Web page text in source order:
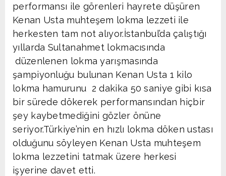
performansı ile görenleri hayrete düşüren
Kenan Usta muhteşem lokma lezzeti ile
herkesten tam not alıyor.İstanbul’da çalıştığı
yıllarda Sultanahmet lokmacısında
düzenlenen lokma yarışmasında
şampiyonluğu bulunan Kenan Usta 1 kilo
lokma hamurunu 2 dakika 50 saniye gibi kısa
bir sürede dökerek performansından hiçbir
şey kaybetmediğini gözler önüne
seriyor.Türkiye’nin en hızlı lokma döken ustası
olduğunu söyleyen Kenan Usta muhteşem
lokma lezzetini tatmak üzere herkesi
işyerine davet etti.